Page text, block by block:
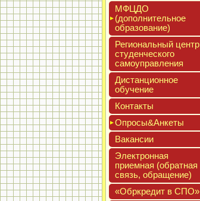
МФЦДО
(до­пол­ни­тель­ное
об­ра­зова­ние)
Реги­ональ­ный центр
сту­ден­ческо­го
са­мо­уп­равле­ния
Дис­танци­он­ное
обу­чение
Кон­такты
Опро­сы&Анке­ты
Вакан­сии
Элек­трон­ная
при­ем­ная (об­ратная
связь, об­ра­щение)
«Обркре­дит в СПО»